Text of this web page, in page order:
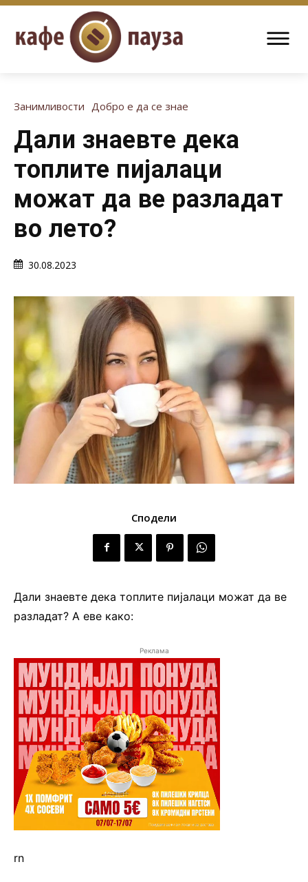
Занимливости Добро е да се знае
Дали знаевте дека
топлите пијалаци
можат да ве разладат
во лето?
30.08.2023
Сподели
Дали знаевте дека топлите пијалаци можат да ве
разладат? А еве како:
Реклама
rn